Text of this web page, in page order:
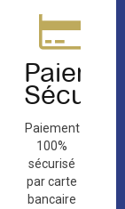
Paiement
100%
sécurisé
par carte
bancaire